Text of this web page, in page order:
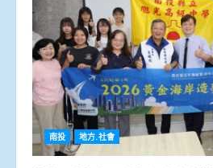
南投 地方.社會